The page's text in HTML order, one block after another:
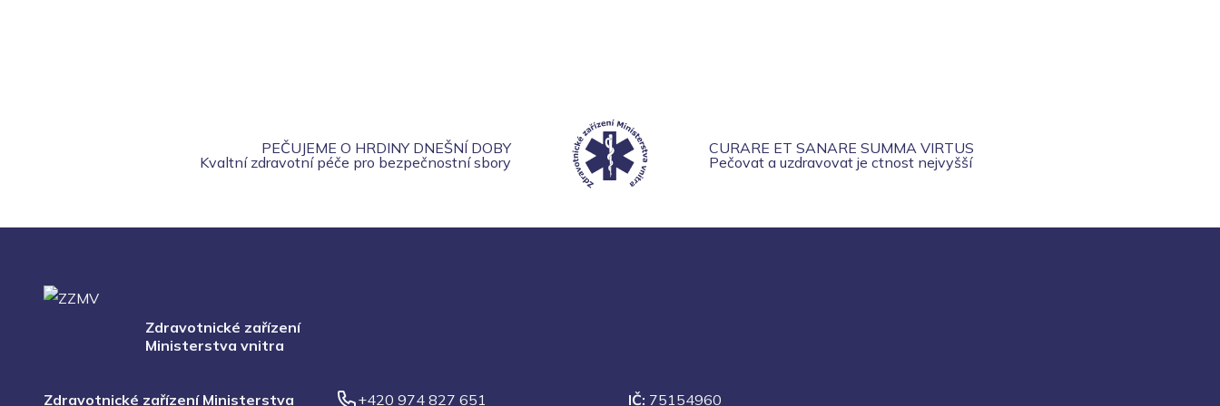
PEČUJEME O HRDINY DNEŠNÍ DOBY
Kvaltní zdravotní péče pro bezpečnostní sbory
CURARE ET SANARE SUMMA VIRTUS
Pečovat a uzdravovat je ctnost nejvyšší
Zdravotnické zařízení
Ministerstva vnitra
Zdravotnické zařízení Ministerstva +420 974 827 651 IČ: 75154960